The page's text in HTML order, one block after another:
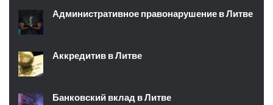
Административное правонарушение в Литве
Аккредитив в Литве
Банковский вклад в Литве